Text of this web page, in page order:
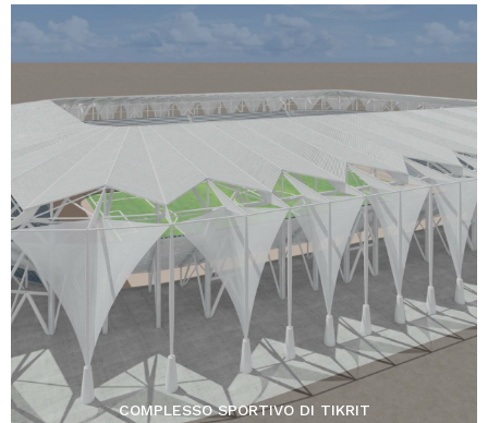
COMPLESSO SPORTIVO DI TIKRIT